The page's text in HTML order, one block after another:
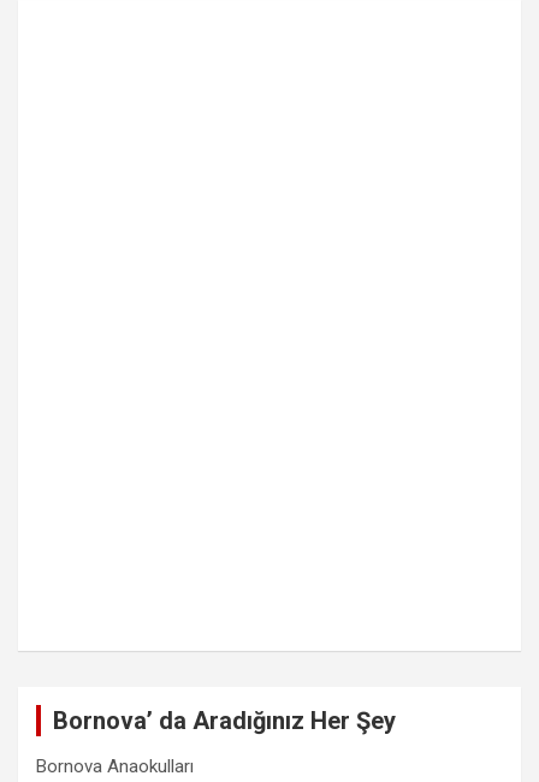
Bornova’ da Aradığınız Her Şey
Bornova Anaokulları